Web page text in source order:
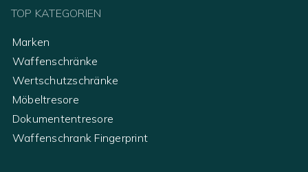
TOP KATEGORIEN
Marken
Waffenschränke
Wertschutzschränke
Möbeltresore
Dokumententresore
Waffenschrank Fingerprint